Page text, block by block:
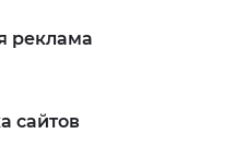
реклама
сайтов